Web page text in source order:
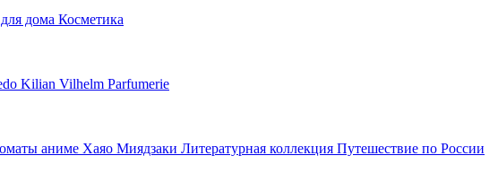
дома Косметика
Kilian Vilhelm Parfumerie
аниме Хаяо Миядзаки Литературная коллекция Путешествие по России